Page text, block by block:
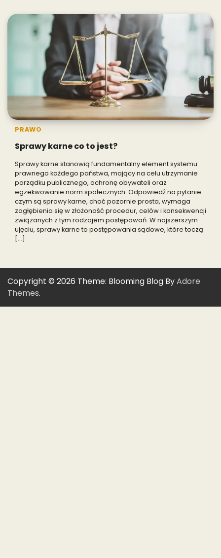
PRAWO
Sprawy karne co to jest?
Sprawy karne stanowią fundamentalny element systemu
prawnego każdego państwa, mający na celu utrzymanie
porządku publicznego, ochronę obywateli oraz
egzekwowanie norm społecznych. Odpowiedź na pytanie
czym są sprawy karne, choć pozornie prosta, wymaga
zagłębienia się w złożoność procedur, celów i konsekwencji
związanych z tym rodzajem postępowań. W najszerszym
ujęciu, sprawy karne to postępowania sądowe, które toczą
[…]
Copyright © 2026 Theme: Blooming Blog ByAdore
Themes.